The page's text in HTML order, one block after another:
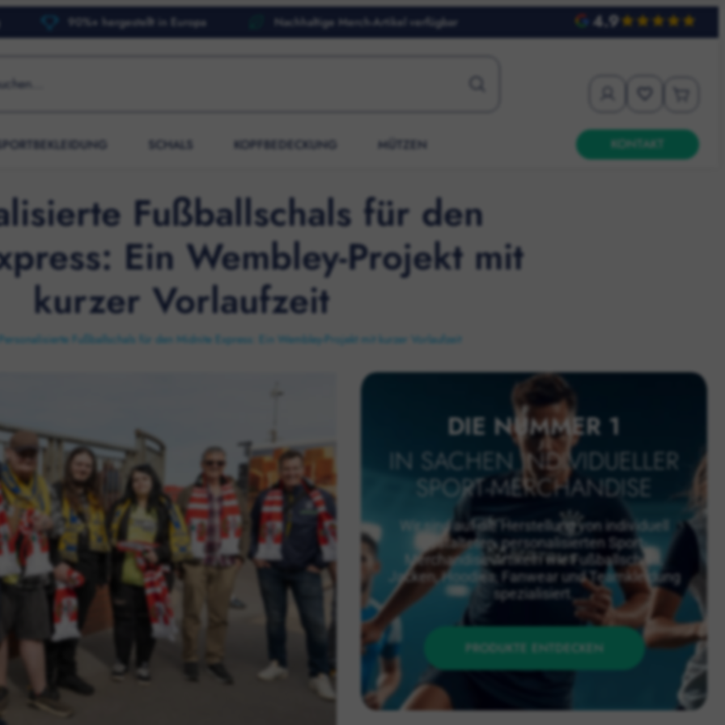
90%+ hergestellt in Europa Nachhaltige Merch-Artikel verfügbar 4.9
SPORTBEKLEIDUNG SCHALS KOPFBEDECKUNG MÜTZEN KONTAKT
Fußballschals für den
Ein Wembley-Projekt mit
kurzer Vorlaufzeit
Personalisierte Fußballschals für den Midnite Express: Ein Wembley-Projekt mit kurzer Vorlaufzeit
DIE NUMMER 1
IN SACHEN INDIVIDUELLER
SPORT-MERCHANDISE
Wir sind auf die Herstellung von individuell
gestalteten, personalisierten Sport-
Merchandise-Artikeln wie Fußballschals,
Jacken, Hoodies, Fanwear und Teamkleidung
spezialisiert.
PRODUKTE ENTDECKEN